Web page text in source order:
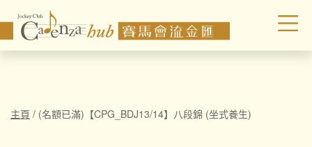
主頁 / (名額已滿)【CPG_BDJ13/14】八段錦 (坐式養生)